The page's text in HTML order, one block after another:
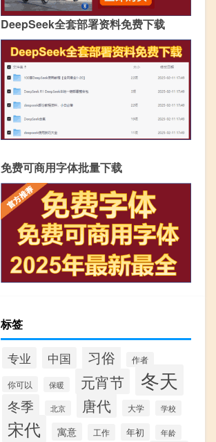
DeepSeek全套部署资料免费下载
免费可商用字体批量下载
标签
专业 中国 习俗 作者
你可以 保暖 元宵节 冬天
冬季 北京 唐代 大学 学校
宋代 寓意 工作 年初 年龄